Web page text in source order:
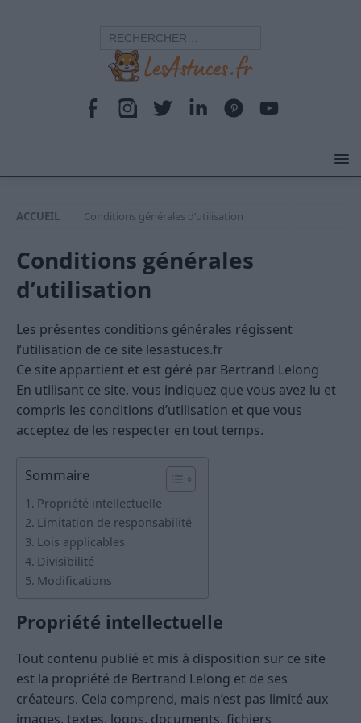
ACCUEIL Conditions générales d’utilisation
Conditions générales
d’utilisation
Les présentes conditions générales régissent
l’utilisation de ce site lesastuces.fr
Ce site appartient et est géré par Bertrand Lelong
En utilisant ce site, vous indiquez que vous avez lu et
compris les conditions d’utilisation et que vous
acceptez de les respecter en tout temps.
Sommaire
Propriété intellectuelle
Limitation de responsabilité
Lois applicables
Divisibilité
Modifications
Propriété intellectuelle
Tout contenu publié et mis à disposition sur ce site
est la propriété de Bertrand Lelong et de ses
créateurs. Cela comprend, mais n’est pas limité aux
images, textes, logos, documents, fichiers